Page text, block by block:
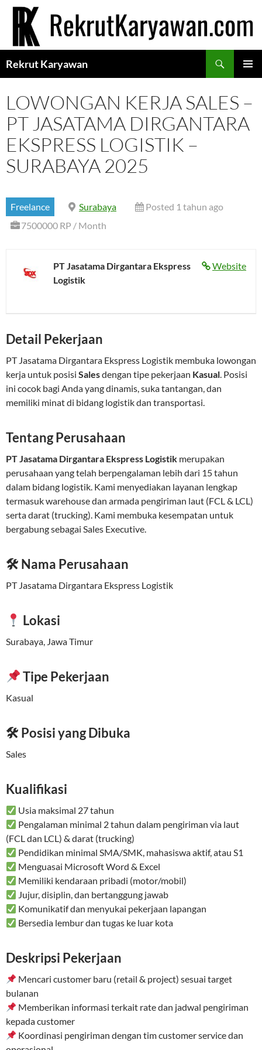
Langsung
Rekrut Karyawan
LOWONGAN KERJA SALES –
PT JASATAMA DIRGANTARA
EKSPRESS LOGISTIK –
SURABAYA 2025
Freelance Surabaya
Posted 1 tahun ago
7500000 RP / Month
Website
PT Jasatama Dirgantara Ekspress
Logistik
Detail Pekerjaan
PT Jasatama Dirgantara Ekspress Logistik membuka lowongan
kerja untuk posisi Salesdengan tipe pekerjaan Kasual. Posisi
ini cocok bagi Anda yang dinamis, suka tantangan, dan
memiliki minat di bidang logistik dan transportasi.
Tentang Perusahaan
PT Jasatama Dirgantara Ekspress Logistik merupakan
perusahaan yang telah berpengalaman lebih dari 15 tahun
dalam bidang logistik. Kami menyediakan layanan lengkap
termasuk warehouse dan armada pengiriman laut (FCL & LCL)
serta darat (trucking). Kami membuka kesempatan untuk
bergabung sebagai Sales Executive.
🛠 Nama Perusahaan
PT Jasatama Dirgantara Ekspress Logistik
Lokasi
Surabaya, Jawa Timur
Tipe Pekerjaan
Kasual
🛠 Posisi yang Dibuka
Sales
Kualifikasi
Usia maksimal 27 tahun
Pengalaman minimal 2 tahun dalam pengiriman via laut
(FCL dan LCL) & darat (trucking)
Pendidikan minimal SMA/SMK, mahasiswa aktif, atau S1
Menguasai Microsoft Word & Excel
Memiliki kendaraan pribadi (motor/mobil)
Jujur, disiplin, dan bertanggung jawab
Komunikatif dan menyukai pekerjaan lapangan
Bersedia lembur dan tugas ke luar kota
Deskripsi Pekerjaan
Mencari customer baru (retail & project) sesuai target
bulanan
Memberikan informasi terkait rate dan jadwal pengiriman
kepada customer
Koordinasi pengiriman dengan tim customer service dan